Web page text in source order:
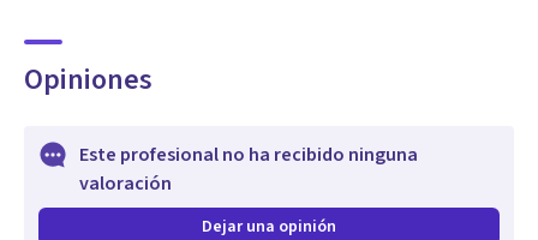
Opiniones
Este profesional no ha recibido ninguna
valoración
Dejar una opinión